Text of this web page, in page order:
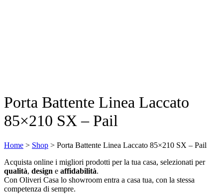
Porta Battente Linea Laccato
85×210 SX – Pail
Home > Shop > Porta Battente Linea Laccato 85×210 SX – Pail
Acquista online i migliori prodotti per la tua casa, selezionati per
qualità, design e affidabilità.
Con Oliveri Casa lo showroom entra a casa tua, con la stessa
competenza di sempre.